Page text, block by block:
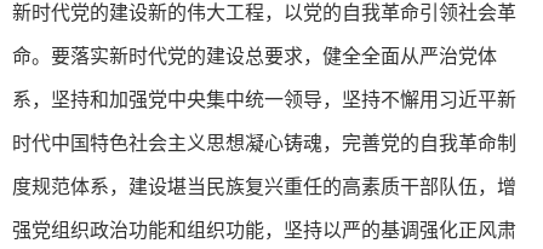
新时代党的建设新的伟大工程，以党的自我革命引领社会革
命。要落实新时代党的建设总要求，健全全面从严治党体
系，坚持和加强党中央集中统一领导，坚持不懈用习近平新
时代中国特色社会主义思想凝心铸魂，完善党的自我革命制
度规范体系，建设堪当民族复兴重任的高素质干部队伍，增
强党组织政治功能和组织功能，坚持以严的基调强化正风肃